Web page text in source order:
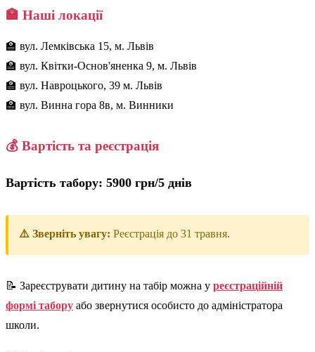
🏣 Наші локації
🏫 вул. Лемківська 15, м. Львів
🏫 вул. Квітки-Основ'яненка 9, м. Львів
🏫 вул. Навроцького, 39 м. Львів
🏫 вул. Винна гора 8в, м. Винники
💰 Вартість та реєстрація
Вартість табору: 5900 грн/5 днів
⚠️ Зверніть увагу: Реєстрація до 31 травня.
📝 Зареєструвати дитину на табір можна у реєстраційній
формі табору або звернутися особисто до адміністратора
школи.